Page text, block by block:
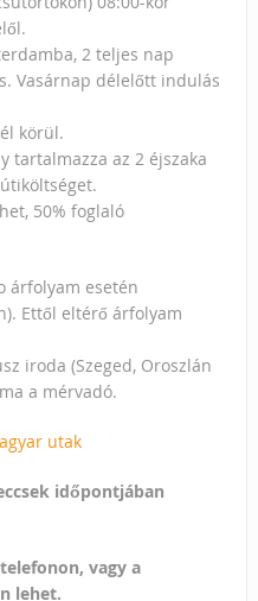
2 teljes nap
Vasárnap délelőtt indulás
körül.
tartalmazza az 2 éjszaka
50% foglaló
árfolyam esetén
Ettől eltérő árfolyam
iroda (Szeged, Oroszlán
a mérvadó.
utak
időpontjában
vagy a
lehet.